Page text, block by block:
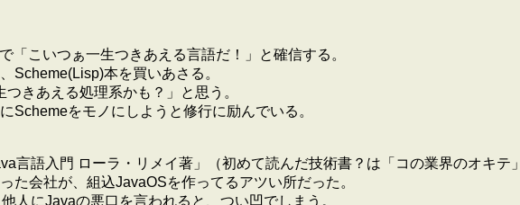
「こいつぁ一生つきあえる言語だ！」と確信する。
Scheme(Lisp)本を買いあさる。
きあえる処理系かも？」と思う。
Schemeをモノにしようと修行に励んでいる。
言語入門 ローラ・リメイ著」（初めて読んだ技術書？は「コの業界のオキテ
た会社が、組込JavaOSを作ってるアツい所だった。
人にJavaの悪口を言われると、つい凹でしまう。